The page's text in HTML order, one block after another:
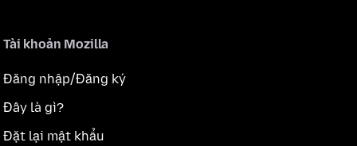
Tài khoản Mozilla
Đăng nhập/Đăng ký
Đây là gì?
Đặt lại mật khẩu